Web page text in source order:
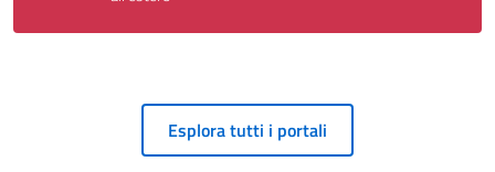
Esplora tutti i portali